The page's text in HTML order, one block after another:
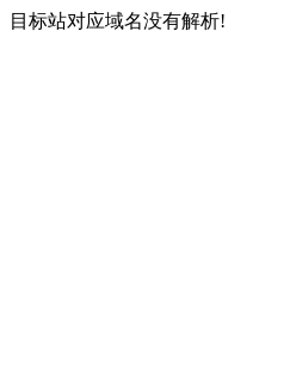
目标站对应域名没有解析!